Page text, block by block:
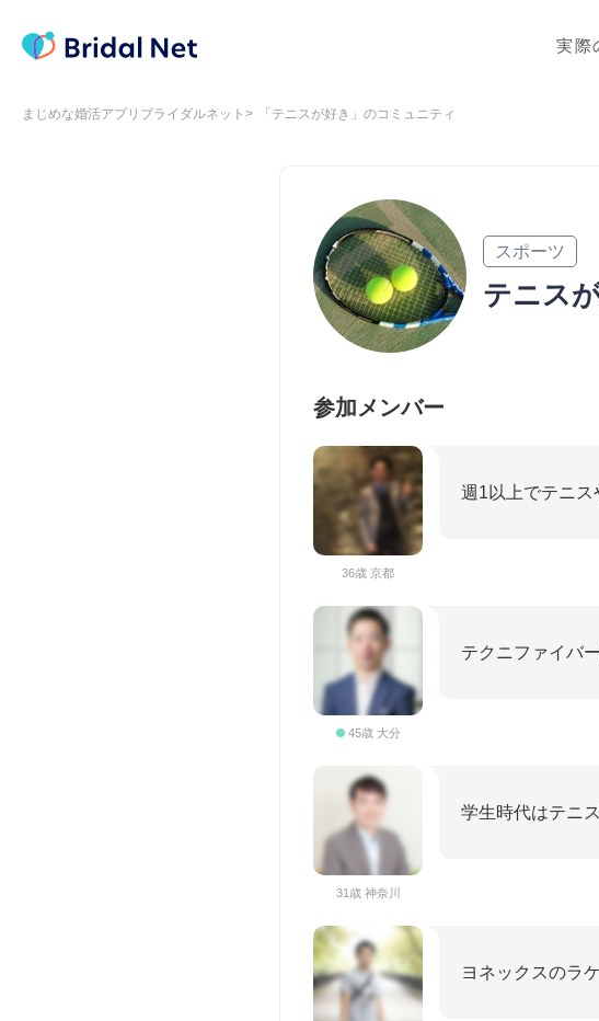
実際
まじめな婚活アプリブライダルネット 「テニスが好き」のコミュニティ
スポーツ
テニス
参加メンバー
36歳 京都
週1以上でテニス
45歳 大分
テクニファイバ
31歳 神奈川
学生時代はテニ
ヨネックスのラ